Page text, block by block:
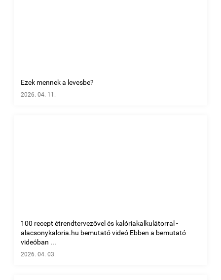
Ezek mennek a levesbe?
2026. 04. 11.
100 recept étrendtervezővel és kalóriakalkulátorral -
alacsonykaloria.hu bemutató videó Ebben a bemutató
videóban ...
2026. 04. 03.